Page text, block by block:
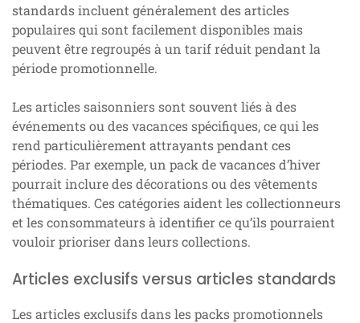
standards incluent généralement des articles
populaires qui sont facilement disponibles mais
peuvent être regroupés à un tarif réduit pendant la
période promotionnelle.
Les articles saisonniers sont souvent liés à des
événements ou des vacances spécifiques, ce qui les
rend particulièrement attrayants pendant ces
périodes. Par exemple, un pack de vacances d’hiver
pourrait inclure des décorations ou des vêtements
thématiques. Ces catégories aident les collectionneurs
et les consommateurs à identifier ce qu’ils pourraient
vouloir prioriser dans leurs collections.
Articles exclusifs versus articles standards
Les articles exclusifs dans les packs promotionnels